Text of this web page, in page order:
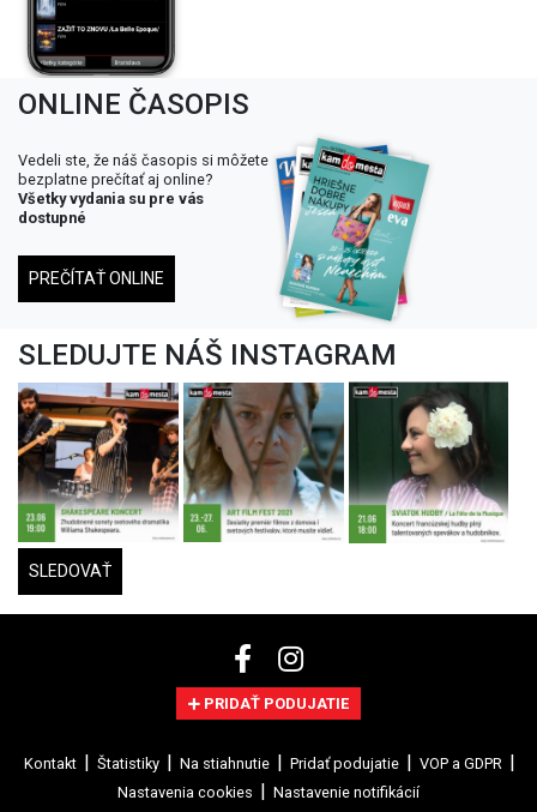
ONLINE ČASOPIS
Vedeli ste, že náš časopis si môžete
bezplatne prečítať aj online?
Všetky vydania su pre vás
dostupné
PREČÍTAŤ ONLINE
SLEDUJTE NÁŠ INSTAGRAM
SLEDOVAŤ
PRIDAŤ PODUJATIE
Kontakt Štatistiky Na stiahnutie Pridať podujatie
VOP a GDPR
Nastavenia cookies
Nastavenie notifikácií